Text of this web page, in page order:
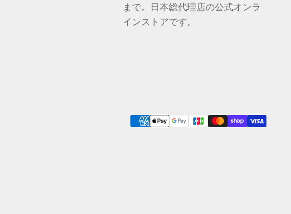
まで。日本総代理店の公式オンラ
インストアです。